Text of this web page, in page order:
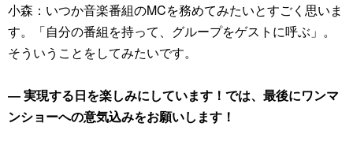
小森：いつか音楽番組のMCを務めてみたいとすごく思いま
す。「自分の番組を持って、グループをゲストに呼ぶ」。
そういうことをしてみたいです。
― 実現する日を楽しみにしています！では、最後にワンマ
ンショーへの意気込みをお願いします！